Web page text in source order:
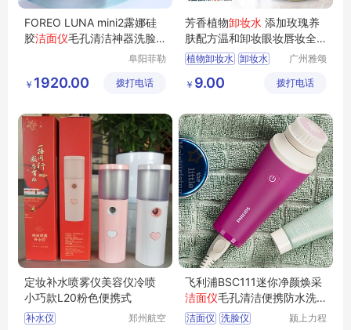
FOREO LUNA mini2露娜硅
胶洁面仪毛孔清洁神器洗脸
阜阳菲勒
公司
￥ 1920.00 拨打电话
芳香植物卸妆水 添加玫瑰养
肤配方温和卸妆眼妆唇妆全
脸适用
植物卸妆水 卸妆水
广州雅颂
造有限公
￥ 9.00 拨打电话
定妆补水喷雾仪美容仪冷喷
小巧款L20粉色便携式
补水仪
郑州航空
飞利浦BSC111迷你净颜焕采
洁面仪毛孔清洁便携防水洗
脸仪
洁面仪 洗脸仪
颍上力程